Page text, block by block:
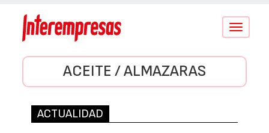
Conmutar
ACEITE / ALMAZARAS
ACTUALIDAD